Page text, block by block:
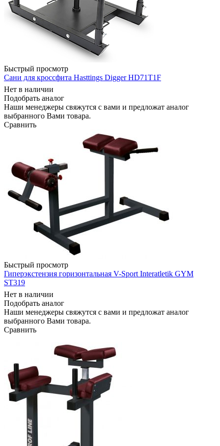
Быстрый просмотр
Сани для кроссфита Hasttings Digger HD71T1F
Нет в наличии
Подобрать аналог
Наши менеджеры свяжутся с вами и предложат аналог
выбранного Вами товара.
Сравнить
Быстрый просмотр
Гиперэкстензия горизонтальная V-Sport Interatletik GYM
ST319
Нет в наличии
Подобрать аналог
Наши менеджеры свяжутся с вами и предложат аналог
выбранного Вами товара.
Сравнить